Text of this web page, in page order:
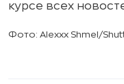
курсе всех
Фото: Alexxx Shmel/